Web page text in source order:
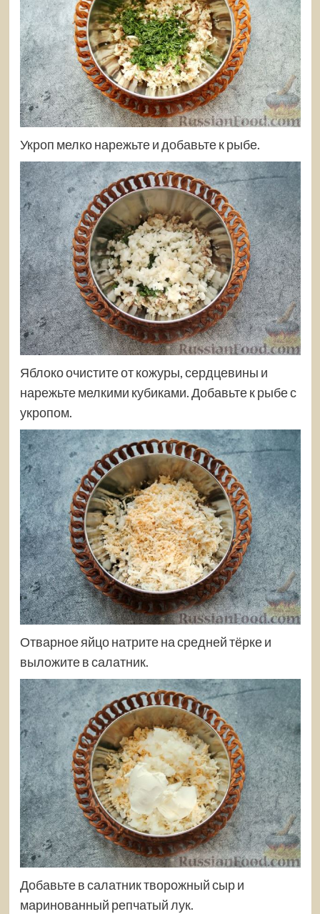
Укроп мелко нарежьте и добавьте к рыбе.
Яблоко очистите от кожуры, сердцевины и
нарежьте мелкими кубиками. Добавьте к рыбе с
укропом.
Отварное яйцо натрите на средней тёрке и
выложите в салатник.
Добавьте в салатник творожный сыр и
маринованный репчатый лук.